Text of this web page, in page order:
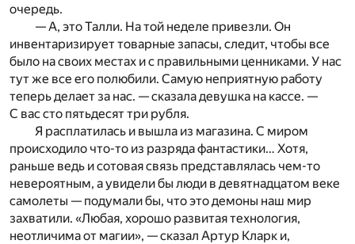
очередь.
— А, это Талли. На той неделе привезли. Он
инвентаризирует товарные запасы, следит, чтобы все
было на своих местах и с правильными ценниками. У нас
тут же все его полюбили. Самую неприятную работу
теперь делает за нас. — сказала девушка на кассе. —
С вас сто пятьдесят три рубля.
Я расплатилась и вышла из магазина. С миром
происходило что-то из разряда фантастики… Хотя,
раньше ведь и сотовая связь представлялась чем-то
невероятным, а увидели бы люди в девятнадцатом веке
самолеты — подумали бы, что это демоны наш мир
захватили. «Любая, хорошо развитая технология,
неотличима от магии», — сказал Артур Кларк и,